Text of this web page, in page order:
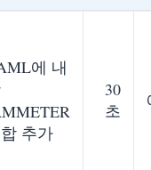
에 내
추가
30
초